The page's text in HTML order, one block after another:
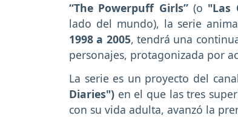
“The Powerpuff Girls”(o "Las
lado del mundo), la serie
1998 a 2005, tendrá una
personajes, protagonizada por
La serie es un proyecto del
Diaries") en el que las tres
con su vida adulta, avanzó la